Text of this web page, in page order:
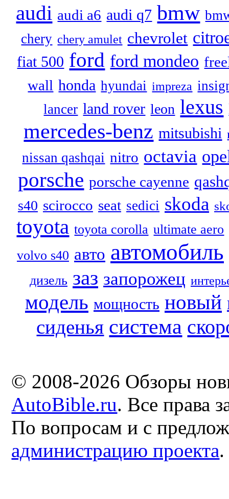
audi audi a6 audi q7 bmw
chery chery amulet chevrolet
fiat 500 ford ford mondeo
wall honda hyundai impreza
lancer land rover leon lexus
mercedes-benz mitsubishi
nissan qashqai nitro octavia
porsche porsche cayenne
s40 scirocco seat sedici skoda
toyota toyota corolla ultimate aero
volvo s40 авто автомобиль
дизель заз запорожец
модель мощность новый
сиденья система
© 2008-2026 Обзоры
AutoBible.ru. Все права
По вопросам и с
администрацию проекта.